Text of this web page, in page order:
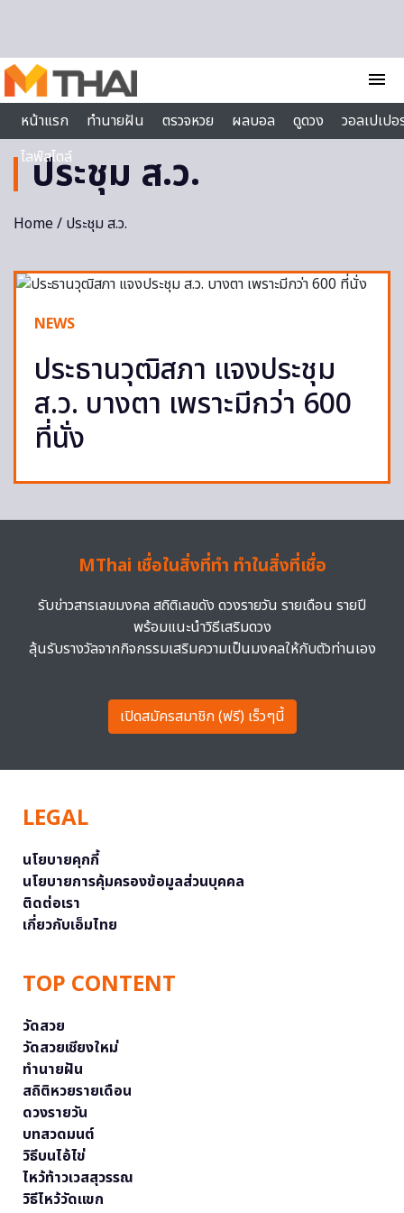
menu
หน้าแรก
ทำนายฝัน ตรวจหวย ผลบอล ดูดวง
วอลเปเป
ไลฟ์สไตล์
ประชุม ส.ว.
Home/ ประชุม ส.ว.
NEWS
ประธานวุฒิสภา แจงประชุม
ส.ว. บางตา เพราะมีกว่า 600
ที่นั่ง
MThai เชื่อในสิ่งที่ทำ ทำในสิ่งที่เชื่อ
รับข่าวสารเลขมงคล สถิติเลขดัง ดวงรายวัน รายเดือน รายปี
พร้อมแนะนำวิธีเสริมดวง
ลุ้นรับรางวัลจากกิจกรรมเสริมความเป็นมงคลให้กับตัวท่านเอง
เปิดสมัครสมาชิก (ฟรี) เร็วๆนี้
LEGAL
นโยบายคุกกี้
นโยบายการคุ้มครองข้อมูลส่วนบุคคล
ติดต่อเรา
เกี่ยวกับเอ็มไทย
TOP CONTENT
วัดสวย
วัดสวยเชียงใหม่
ทำนายฝัน
สถิติหวยรายเดือน
ดวงรายวัน
บทสวดมนต์
วิธีบนไอ้ไข่
ไหว้ท้าวเวสสุวรรณ
วิธีไหว้วัดแขก